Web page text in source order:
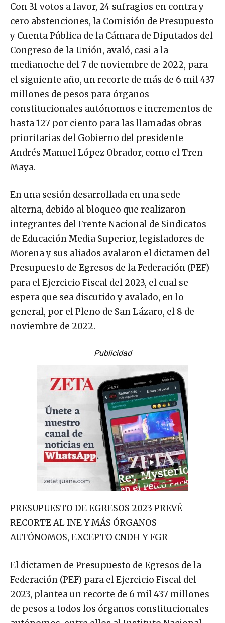
Con 31 votos a favor, 24 sufragios en contra y
cero abstenciones, la Comisión de Presupuesto
y Cuenta Pública de la Cámara de Diputados del
Congreso de la Unión, avaló, casi a la
medianoche del 7 de noviembre de 2022, para
el siguiente año, un recorte de más de 6 mil 437
millones de pesos para órganos
constitucionales autónomos e incrementos de
hasta 127 por ciento para las llamadas obras
prioritarias del Gobierno del presidente
Andrés Manuel López Obrador, como el Tren
Maya.
En una sesión desarrollada en una sede
alterna, debido al bloqueo que realizaron
integrantes del Frente Nacional de Sindicatos
de Educación Media Superior, legisladores de
Morena y sus aliados avalaron el dictamen del
Presupuesto de Egresos de la Federación (PEF)
para el Ejercicio Fiscal del 2023, el cual se
espera que sea discutido y avalado, en lo
general, por el Pleno de San Lázaro, el 8 de
noviembre de 2022.
Publicidad
PRESUPUESTO DE EGRESOS 2023 PREVÉ
RECORTE AL INE Y MÁS ÓRGANOS
AUTÓNOMOS, EXCEPTO CNDH Y FGR
El dictamen de Presupuesto de Egresos de la
Federación (PEF) para el Ejercicio Fiscal del
2023, plantea un recorte de 6 mil 437 millones
de pesos a todos los órganos constitucionales